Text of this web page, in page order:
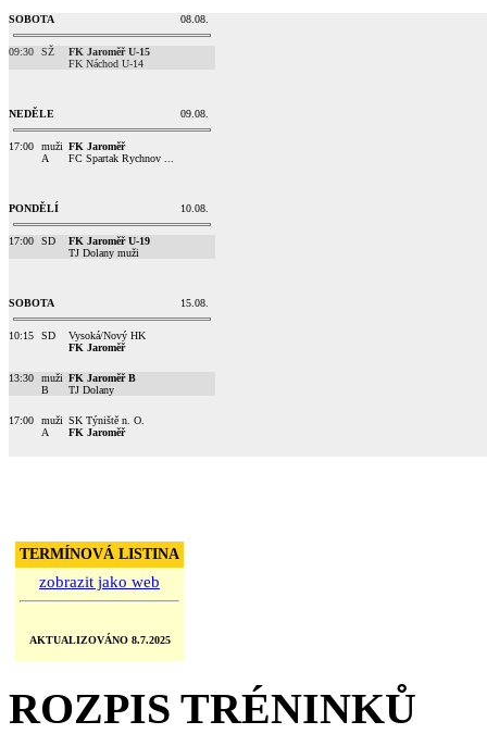
SOBOTA 08.08.
09:30 SŽ
FK Jaroměř U-15
FK Náchod U-14
NEDĚLE 09.08.
17:00
muži
A
FK Jaroměř
FC Spartak Rychnov ...
PONDĚLÍ 10.08.
17:00 SD
FK Jaroměř U-19
TJ Dolany muži
SOBOTA 15.08.
10:15 SD
Vysoká/Nový HK
FK Jaroměř
13:30
muži
B
FK Jaroměř B
TJ Dolany
17:00
muži
A
SK Týniště n. O.
FK Jaroměř
TERMÍNOVÁ LISTINA
zobrazit jako web
AKTUALIZOVÁNO 8.7.2025
ROZPIS TRÉNINKŮ